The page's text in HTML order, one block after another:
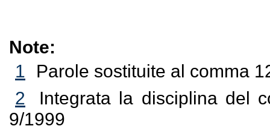
Note:
1
Parole sostituite al comma
2
Integrata la disciplina del
9/1999